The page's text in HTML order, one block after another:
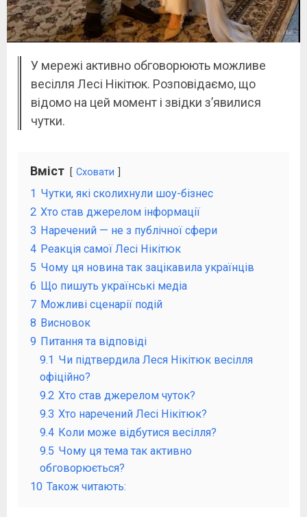
У мережі активно обговорюють можливе
весілля Лесі Нікітюк. Розповідаємо, що
відомо на цей момент і звідки з’явилися
чутки.
Вміст Сховати
1 Чутки, які сколихнули шоу-бізнес
2 Хто став джерелом інформації
3 Наречений — не з публічної сфери
4 Реакція самої Лесі Нікітюк
5 Чому ця новина так зацікавила українців
6 Що пишуть українські медіа
7 Можливі сценарії подій
8 Висновок
9 Питання та відповіді
9.1 Чи підтвердила Леся Нікітюк весілля
офіційно?
9.2 Хто став джерелом чуток?
9.3 Хто наречений Лесі Нікітюк?
9.4 Коли може відбутися весілля?
9.5 Чому ця тема так активно
обговорюється?
10 Також читають: